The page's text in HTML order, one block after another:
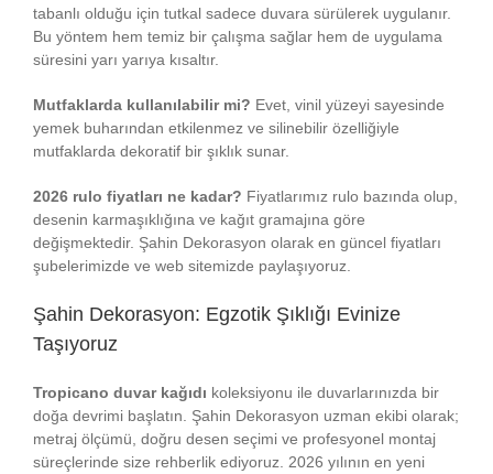
tabanlı olduğu için tutkal sadece duvara sürülerek uygulanır.
Bu yöntem hem temiz bir çalışma sağlar hem de uygulama
süresini yarı yarıya kısaltır.
Mutfaklarda kullanılabilir mi? Evet, vinil yüzeyi sayesinde
yemek buharından etkilenmez ve silinebilir özelliğiyle
mutfaklarda dekoratif bir şıklık sunar.
2026 rulo fiyatları ne kadar? Fiyatlarımız rulo bazında olup,
desenin karmaşıklığına ve kağıt gramajına göre
değişmektedir. Şahin Dekorasyon olarak en güncel fiyatları
şubelerimizde ve web sitemizde paylaşıyoruz.
Şahin Dekorasyon: Egzotik Şıklığı Evinize
Taşıyoruz
Tropicano duvar kağıdı koleksiyonu ile duvarlarınızda bir
doğa devrimi başlatın. Şahin Dekorasyon uzman ekibi olarak;
metraj ölçümü, doğru desen seçimi ve profesyonel montaj
süreçlerinde size rehberlik ediyoruz. 2026 yılının en yeni